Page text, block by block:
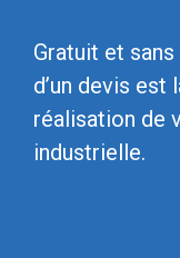
Gratuit et
d’un devis
réalisation de
industrielle.